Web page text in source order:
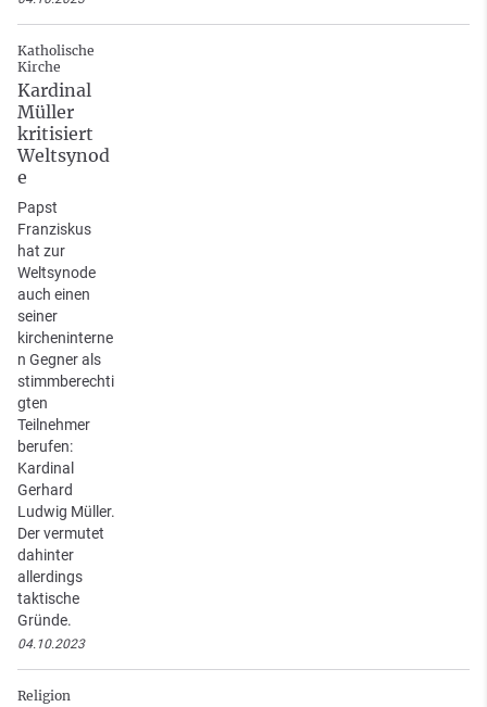
Katholische
Kirche
Kardinal
Müller
kritisiert
Weltsynod
e
Papst
Franziskus
hat zur
Weltsynode
auch einen
seiner
kircheninterne
n Gegner als
stimmberechti
gten
Teilnehmer
berufen:
Kardinal
Gerhard
Ludwig Müller.
Der vermutet
dahinter
allerdings
taktische
Gründe.
04.10.2023
Religion